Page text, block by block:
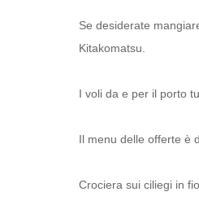
Se desiderate
Kitakomatsu.
I voli da e per il porto
Il menu delle offerte è
Crociera sui ciliegi in